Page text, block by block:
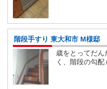
階段手すり 東大和市 M様邸
歳をとってだ
く、階段の勾配